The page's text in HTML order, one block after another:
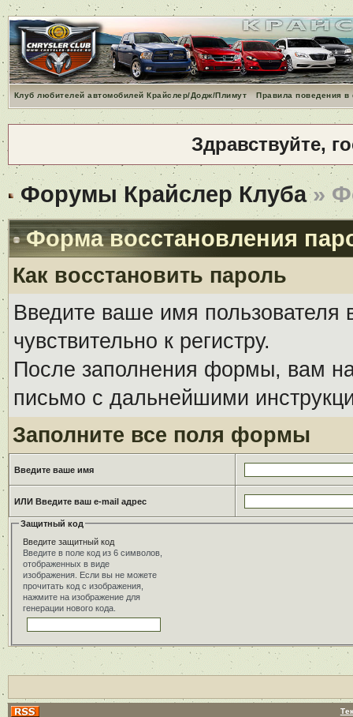
Клуб любителей автомобилей Крайслер/Додж/Плимут Правила поведения
Здравствуйте,
Форумы Крайслер Клуба»
Форма восстановления
Как восстановить пароль
Введите ваше имя
чувствительно к регистру.
После заполнения формы, вам на
письмо с дальнейшими
Заполните все поля формы
Введите ваше имя
ИЛИ Введите ваш e-mail адрес
Защитный код
Введите защитный код
Введите в поле код из 6 символов,
отображенных в виде
изображения. Если вы не можете
прочитать код с изображения,
нажмите на изображение для
генерации нового кода.